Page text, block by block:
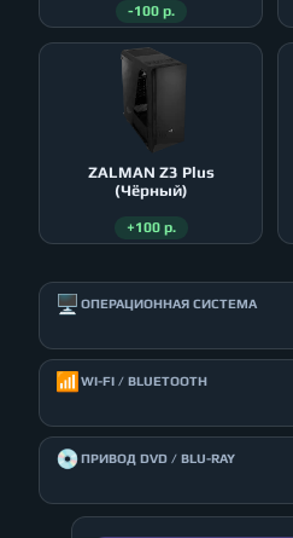
-100 р.
ZALMAN Z3 Plus
(Чёрный)
+100 р.
🖥️ ОПЕРАЦИОННАЯ СИСТЕМА
📶 WI-FI / BLUETOOTH
💿ПРИВОД DVD / BLU-RAY